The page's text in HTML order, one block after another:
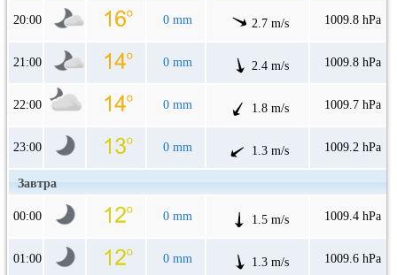
20:00 0 mm 2.7 m/s 1009.8 hPa
21:00 0 mm 2.4 m/s 1009.8 hPa
22:00 0 mm 1.8 m/s 1009.7 hPa
23:00 0 mm 1.3 m/s 1009.2 hPa
Завтра
00:00 0 mm 1.5 m/s 1009.4 hPa
01:00 0 mm 1.3 m/s 1009.6 hPa